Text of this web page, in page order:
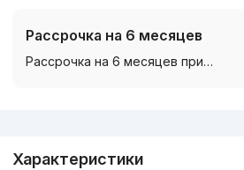
Рассрочка на 6 месяцев
Рассрочка на 6 месяцев при…
Характеристики